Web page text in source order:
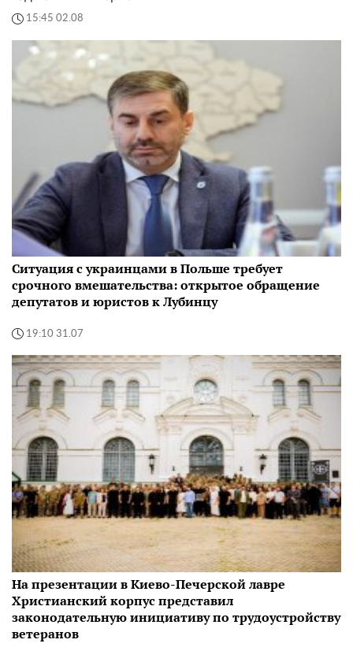
15:45 02.08
Ситуация с украинцами в Польше требует
срочного вмешательства: открытое обращение
депутатов и юристов к Лубинцу
19:10 31.07
На презентации в Киево-Печерской лавре
Христианский корпус представил
законодательную инициативу по трудоустройству
ветеранов